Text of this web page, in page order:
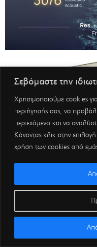
Σεβόμαστε την
Χρησιμοποιούμε cookies
περιήγησής σας, να
περιεχόμενο και να
Κάνοντας κλικ στην
χρήση των cookies από